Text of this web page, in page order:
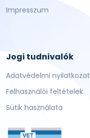
Impresszum
Jogi tudnivalók
Adatvédelmi nyilatkozat
Felhasználói feltételek.
Sütik használata